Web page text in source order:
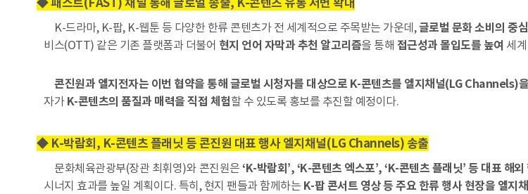
K-드라마, K-팝, K-웹툰 등 다양한 한류 콘텐츠가 전 세계적으로 주목받는 가운데,글로벌 문화 소비의 중
비스(OTT) 같은 기존 플랫폼과 더불어 현지 언어 자막과 추천 알고리즘을 통해 접근성과 몰입도를 높여 세
콘진원과 엘지전자는 이번 협약을 통해 글로벌 시청자를 대상으로 K-콘텐츠를 엘지채널(LG Channels)
자가 K-콘텐츠의 품질과 매력을 직접 체험할 수 있도록 홍보를 추진할 예정이다.
◆ K-박람회, K-콘텐츠 플래닛 등 콘진원 대표 행사 엘지채널(LG Channels) 송출
문화체육관광부(장관 최휘영)와 콘진원은 ‘K-박람회’, ‘K-콘텐츠 엑스포’, ‘K-콘텐츠 플래닛’ 등 대표
시너지 효과를 높일 계획이다. 특히, 현지 팬들과 함께하는 K-팝 콘서트 영상 등 주요 한류 행사 현장을 엘